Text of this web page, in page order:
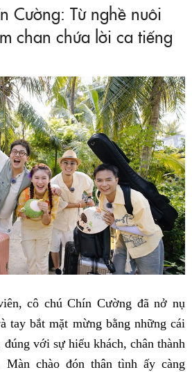
Cường: Từ nghề nuôi
chan chứa lời ca tiếng
cô chú Chín Cường đã nở nụ
tay bắt mặt mừng bằng những cái
với sự hiếu khách, chân thành
Màn chào đón thân tình ấy càng